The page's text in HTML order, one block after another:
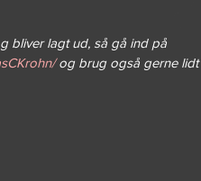
bliver lagt ud, så gå ind på
og brug også gerne lidt